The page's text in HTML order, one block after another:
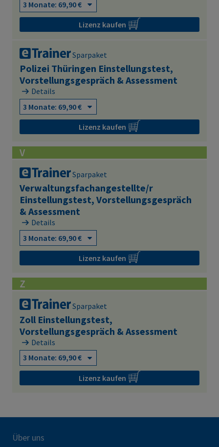
Lizenz kaufen
Sparpaket
Polizei Thüringen Einstellungstest,
Vorstellungsgespräch & Assessment
Details
Lizenz kaufen
V
Sparpaket
Verwaltungsfachangestellte/r
Einstellungstest, Vorstellungsgespräch
& Assessment
Details
Lizenz kaufen
Z
Sparpaket
Zoll Einstellungstest,
Vorstellungsgespräch & Assessment
Details
Lizenz kaufen
Über uns